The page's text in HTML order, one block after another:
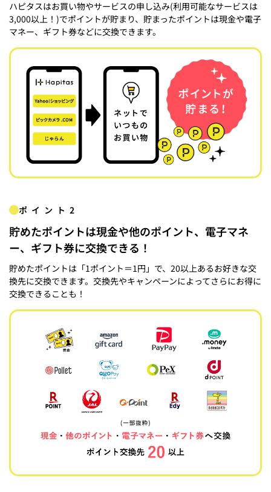
ハピタスはお買い物やサービスの申し込み(利用可能なサービスは
3,000以上！)でポイントが貯まり、貯まったポイントは現金や電子
マネー、ギフト券などに交換できます。
ポイント2
貯めたポイントは現金や他のポイント、電子マネ
ー、ギフト券に交換できる！
貯めたポイントは「1ポイント＝1円」で、20以上あるお好きな交
換先に交換できます。交換先やキャンペーンによってさらにお得に
交換できることも！